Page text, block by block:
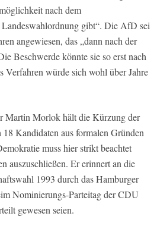
nach dem
gibt“. Die AfD sei
angewiesen, das „dann nach der
Beschwerde könnte sie so erst nach
Verfahren würde sich wohl über Jahre
Martin Morlok hält die Kürzung der
Kandidaten aus formalen Gründen
muss hier strikt beachtet
auszuschließen. Er erinnert an die
1993 durch das Hamburger
Nominierungs-Parteitag der CDU
gewesen seien.